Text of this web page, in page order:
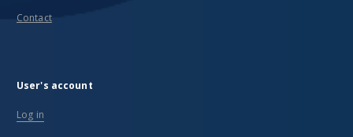
Contact
User's account
Log in